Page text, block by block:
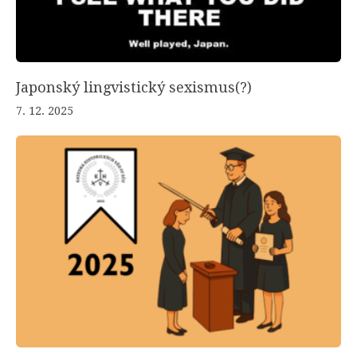
Japonský lingvistický sexismus(?)
7. 12. 2025